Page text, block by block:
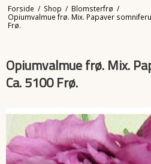
Forside / Shop / Blomsterfrø /
Opiumvalmue frø. Mix. Papaver
Frø.
Opiumvalmue frø. Mix.
Ca. 5100 Frø.